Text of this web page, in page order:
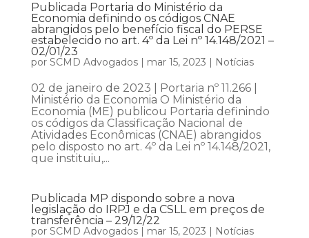
Publicada Portaria do Ministério da
Economia definindo os códigos CNAE
abrangidos pelo benefício fiscal do PERSE
estabelecido no art. 4º da Lei nº 14.148/2021 –
02/01/23
por SCMD Advogados| mar 15, 2023 | Notícias
02 de janeiro de 2023 | Portaria nº 11.266 |
Ministério da Economia O Ministério da
Economia (ME) publicou Portaria definindo
os códigos da Classificação Nacional de
Atividades Econômicas (CNAE) abrangidos
pelo disposto no art. 4º da Lei nº 14.148/2021,
que instituiu,...
Publicada MP dispondo sobre a nova
legislação do IRPJ e da CSLL em preços de
transferência – 29/12/22
por SCMD Advogados| mar 15, 2023 | Notícias